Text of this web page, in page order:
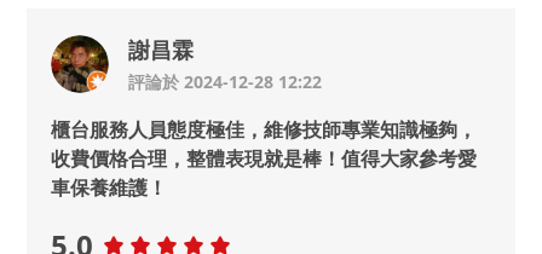
謝昌霖
評論於 2024-12-28 12:22
櫃台服務人員態度極佳，維修技師專業知識極夠，
收費價格合理，整體表現就是棒！值得大家參考愛
車保養維護！
5.0